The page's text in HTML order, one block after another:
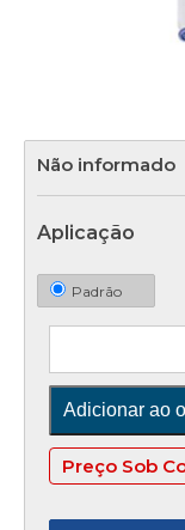
Não informado
Aplicação
Padrão
Preço Sob